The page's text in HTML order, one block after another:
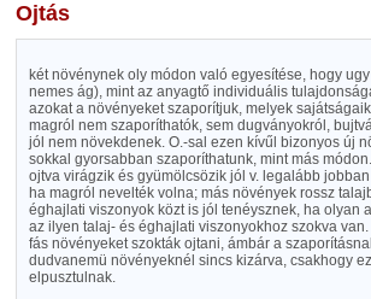
Ojtás
két növénynek oly módon való egyesítése, hogy
nemes ág), mint az anyagtő individuális
azokat a növényeket szaporítjuk, melyek
magról nem szaporíthatók, sem dugványokról,
jól nem növekdenek. O.-sal ezen kívűl bizonyos új
sokkal gyorsabban szaporíthatunk, mint más
ojtva virágzik és gyümölcsözik jól v. legalább
ha magról nevelték volna; más növények rossz
éghajlati viszonyok közt is jól tenéysznek, ha olyan
az ilyen talaj- és éghajlati viszonyokhoz szokva
fás növényeket szokták ojtani, ámbár a
dudvanemü növényeknél sincs kizárva, csakhogy
elpusztulnak.